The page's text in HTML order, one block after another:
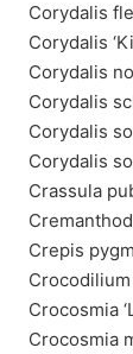
Corydalis
Corydalis
Corydalis
Corydalis
Corydalis
Corydalis
Crassula
Crepis
Crocosmia
Crocosmia